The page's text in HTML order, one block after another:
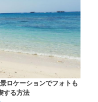
ロケーションでフォトも
する方法